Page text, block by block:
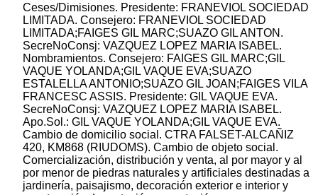
Ceses/Dimisiones. Presidente: FRANEVIOL SOCIEDAD
LIMITADA. Consejero: FRANEVIOL SOCIEDAD
LIMITADA;FAIGES GIL MARC;SUAZO GIL ANTON.
SecreNoConsj: VAZQUEZ LOPEZ MARIA ISABEL.
Nombramientos. Consejero: FAIGES GIL MARC;GIL
VAQUE YOLANDA;GIL VAQUE EVA;SUAZO
ESTALELLA ANTONIO;SUAZO GIL JOAN;FAIGES VILA
FRANCESC ASSIS. Presidente: GIL VAQUE EVA.
SecreNoConsj: VAZQUEZ LOPEZ MARIA ISABEL.
Apo.Sol.: GIL VAQUE YOLANDA;GIL VAQUE EVA.
Cambio de domicilio social. CTRA FALSET-ALCAÑIZ
420, KM868 (RIUDOMS). Cambio de objeto social.
Comercialización, distribución y venta, al por mayor y al
por menor de piedras naturales y artificiales destinadas a
jardinería, paisajismo, decoración exterior e interior y